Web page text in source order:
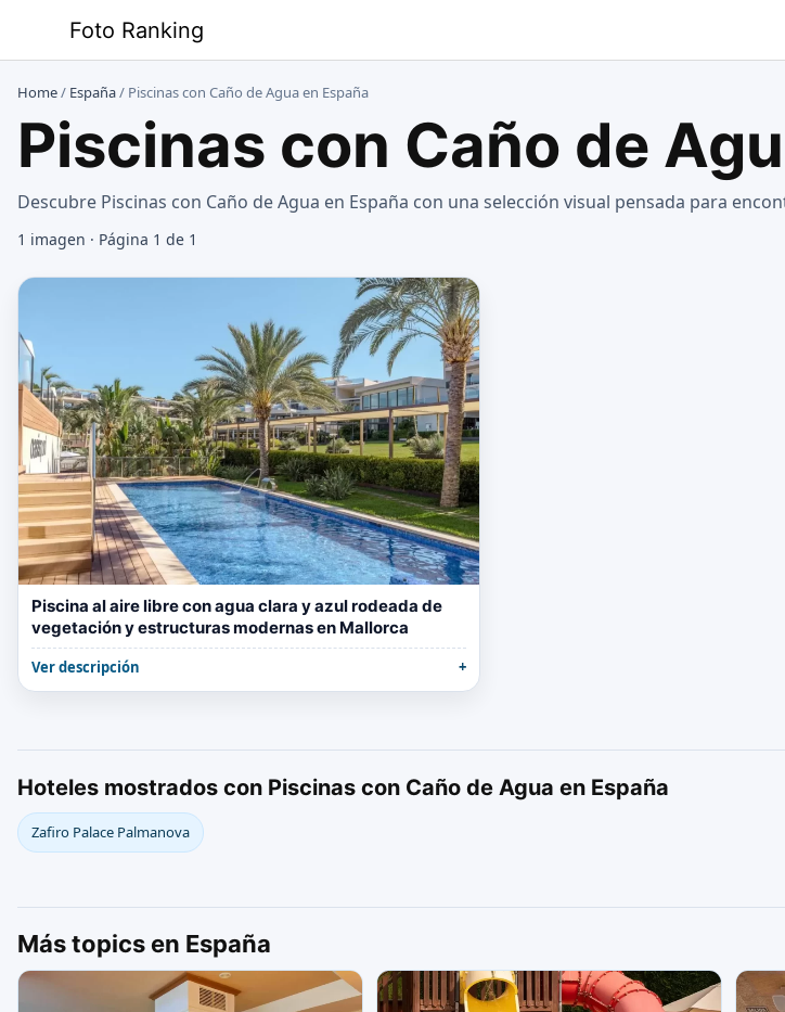
contenido
Foto Ranking
Home/ España/ Piscinas con Caño de Agua en España
Piscinas con Caño de
Descubre Piscinas con Caño de Agua en España con una selección visual pensada para
1 imagen · Página 1 de 1
Piscina al aire libre con agua clara y azul rodeada de
vegetación y estructuras modernas en Mallorca
Ver descripción
Hoteles mostrados con Piscinas con Caño de Agua en España
Zafiro Palace Palmanova
Más topics en España